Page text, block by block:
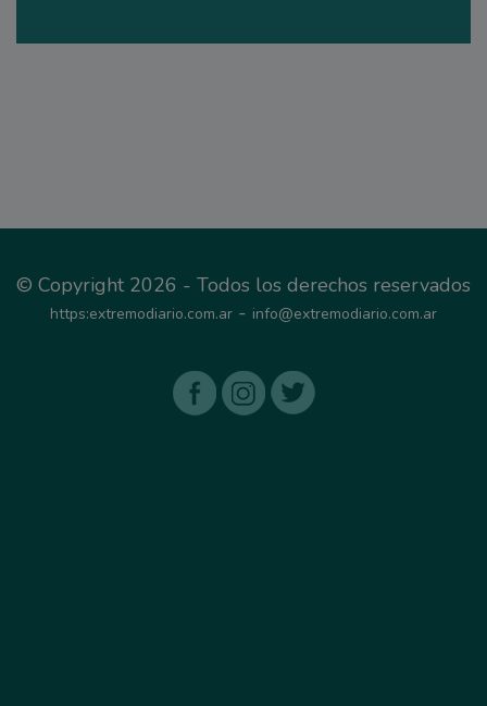
© Copyright 2026 - Todos los derechos reservados
https:extremodiario.com.ar - info@extremodiario.com.ar